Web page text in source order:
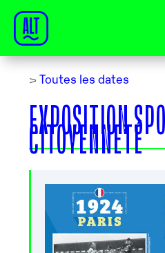
> Toutes les dates
EXPOSITION
CITOYENNETÉ